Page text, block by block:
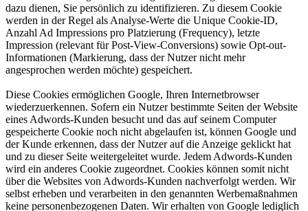
dazu dienen, Sie persönlich zu identifizieren. Zu diesem Cookie
werden in der Regel als Analyse-Werte die Unique Cookie-ID,
Anzahl Ad Impressions pro Platzierung (Frequency), letzte
Impression (relevant für Post-View-Conversions) sowie Opt-out-
Informationen (Markierung, dass der Nutzer nicht mehr
angesprochen werden möchte) gespeichert.
Diese Cookies ermöglichen Google, Ihren Internetbrowser
wiederzuerkennen. Sofern ein Nutzer bestimmte Seiten der Website
eines Adwords-Kunden besucht und das auf seinem Computer
gespeicherte Cookie noch nicht abgelaufen ist, können Google und
der Kunde erkennen, dass der Nutzer auf die Anzeige geklickt hat
und zu dieser Seite weitergeleitet wurde. Jedem Adwords-Kunden
wird ein anderes Cookie zugeordnet. Cookies können somit nicht
über die Websites von Adwords-Kunden nachverfolgt werden. Wir
selbst erheben und verarbeiten in den genannten Werbemaßnahmen
keine personenbezogenen Daten. Wir erhalten von Google lediglich